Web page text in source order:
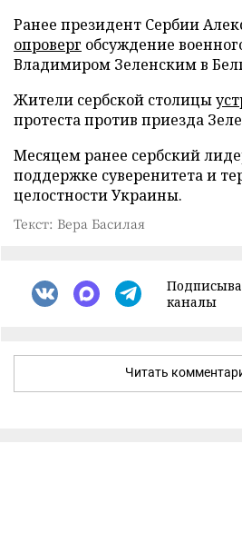
Ранее президент Сербии
опроверг обсуждение
Владимиром Зеленским в
Жители сербской столицы
протеста против приезда
Месяцем ранее сербский
поддержке суверенитета и
целостности Украины.
Текст: Вера Басилая
каналы
Читать